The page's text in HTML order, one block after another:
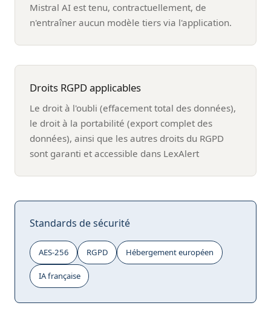
Mistral AI est tenu, contractuellement, de
n'entraîner aucun modèle tiers via l'application.
Droits RGPD applicables
Le droit à l'oubli (effacement total des données),
le droit à la portabilité (export complet des
données), ainsi que les autres droits du RGPD
sont garanti et accessible dans LexAlert
Standards de sécurité
AES-256 RGPD Hébergement européen
IA française